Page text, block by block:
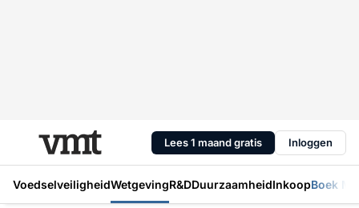
Lees 1 maand gratis Inloggen
VoedselveiligheidWetgevingR&DDuurzaamheidInkoopBoek